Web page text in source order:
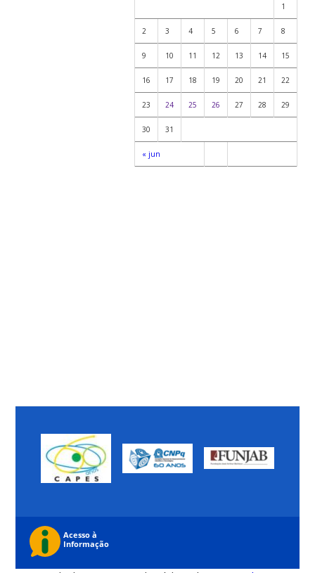
« jun
1
2 3 4 5 6 7 8
9 10 11 12 13 14 15
16 17 18 19 20 21 22
23 24 25 26 27 28 29
30 31